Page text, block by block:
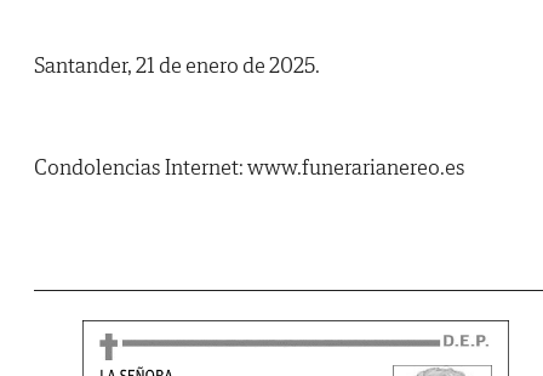
Santander, 21 de enero de 2025.
Condolencias Internet: www.funerarianereo.es